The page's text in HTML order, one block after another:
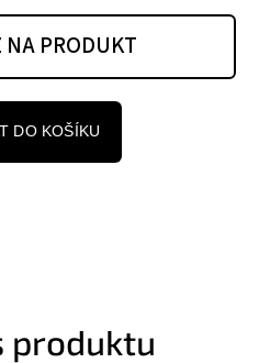
NA PRODUKT
DO KOŠÍKU
produktu